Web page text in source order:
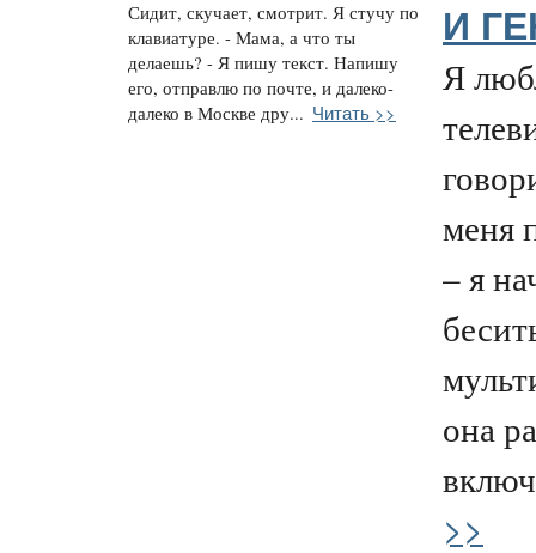
Сидит, скучает, смотрит. Я стучу по
клавиатуре. - Мама, а что ты
делаешь? - Я пишу текст. Напишу
его, отправлю по почте, и далеко-
далеко в Москве дру... Читать >>
И
Я
меня
– я
она
>>